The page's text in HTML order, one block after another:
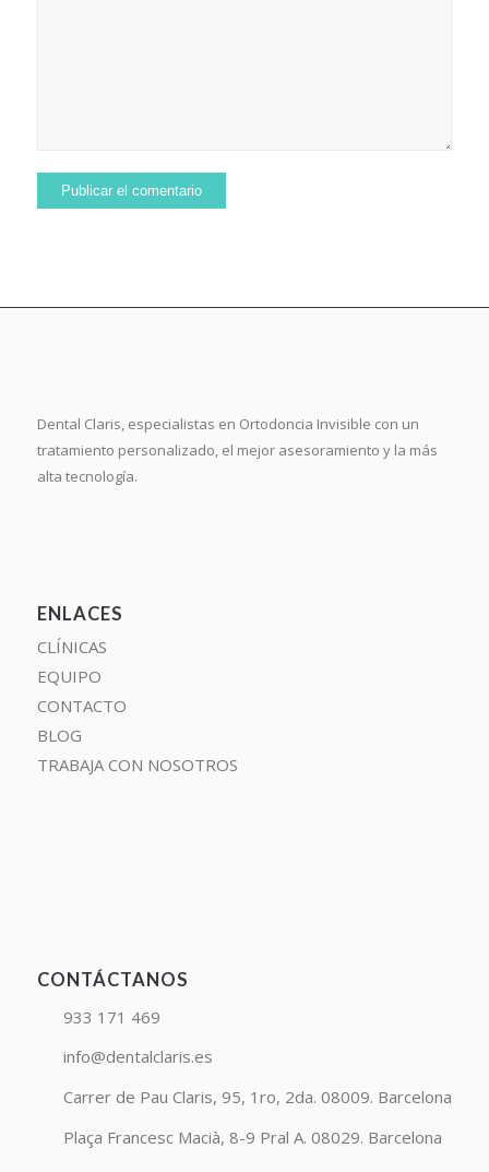
Dental Claris, especialistas en Ortodoncia Invisible con un
tratamiento personalizado, el mejor asesoramiento y la más
alta tecnología.
ENLACES
CLÍNICAS
EQUIPO
CONTACTO
BLOG
TRABAJA CON NOSOTROS
CONTÁCTANOS
933 171 469
info@dentalclaris.es
Carrer de Pau Claris, 95, 1ro, 2da. 08009. Barcelona
Plaça Francesc Macià, 8-9 Pral A. 08029. Barcelona